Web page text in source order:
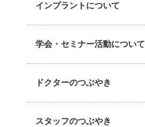
インプラントについて
学会・セミナー活動について
ドクターのつぶやき
スタッフのつぶやき